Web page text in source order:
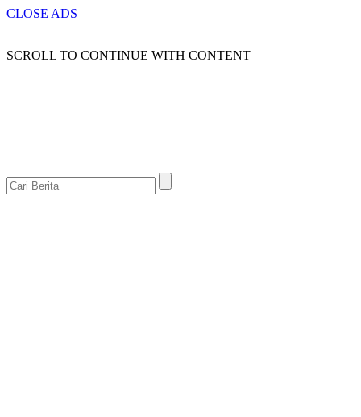
CLOSE ADS
SCROLL TO CONTINUE WITH CONTENT